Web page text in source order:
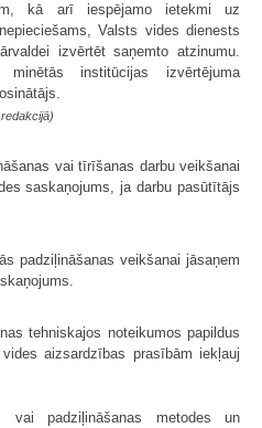
kā arī iespējamo ietekmi uz
Valsts vides dienests
izvērtēt saņemto atzinumu.
institūcijas izvērtējuma
vai tīrīšanas darbu veikšanai
saskaņojums, ja darbu pasūtītājs
padziļināšanas veikšanai jāsaņem
tehniskajos noteikumos papildus
aizsardzības prasībām iekļauj
vai padziļināšanas metodes un